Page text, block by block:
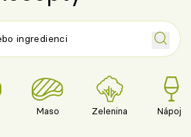
Maso Zelenina Nápoje